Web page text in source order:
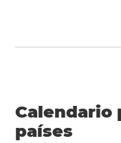
Calendario
países